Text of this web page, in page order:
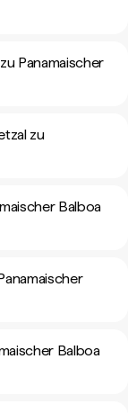
Panamaischer
zu
Balboa
Balboa